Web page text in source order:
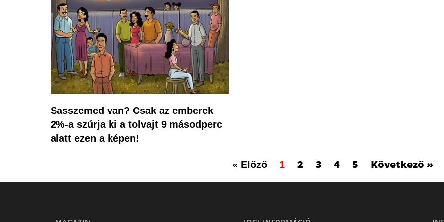
Sasszemed van? Csak az emberek
2%-a szúrja ki a tolvajt 9 másodperc
alatt ezen a képen!
« Előző 1 2 3 4 5 Következő »